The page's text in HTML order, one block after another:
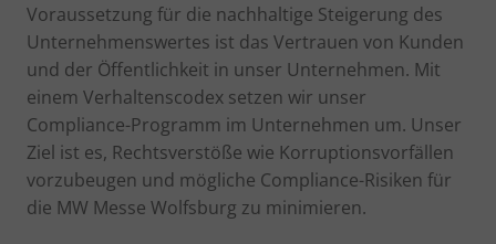
Voraussetzung für die nachhaltige Steigerung des
Unternehmenswertes ist das Vertrauen von Kunden
und der Öffentlichkeit in unser Unternehmen. Mit
einem Verhaltenscodex setzen wir unser
Compliance-Programm im Unternehmen um. Unser
Ziel ist es, Rechtsverstöße wie Korruptionsvorfällen
vorzubeugen und mögliche Compliance-Risiken für
die MW Messe Wolfsburg zu minimieren.